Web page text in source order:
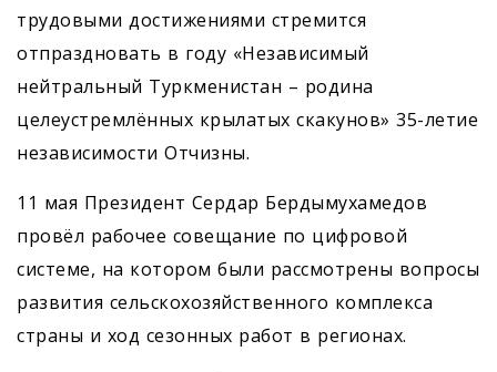
трудовыми достижениями стремится
отпраздновать в году «Независимый
нейтральный Туркменистан – родина
целеустремлённых крылатых скакунов» 35-летие
независимости Отчизны.
11 мая Президент Сердар Бердымухамедов
провёл рабочее совещание по цифровой
системе, на котором были рассмотрены вопросы
развития сельскохозяйственного комп­лекса
страны и ход сезонных работ в регионах.